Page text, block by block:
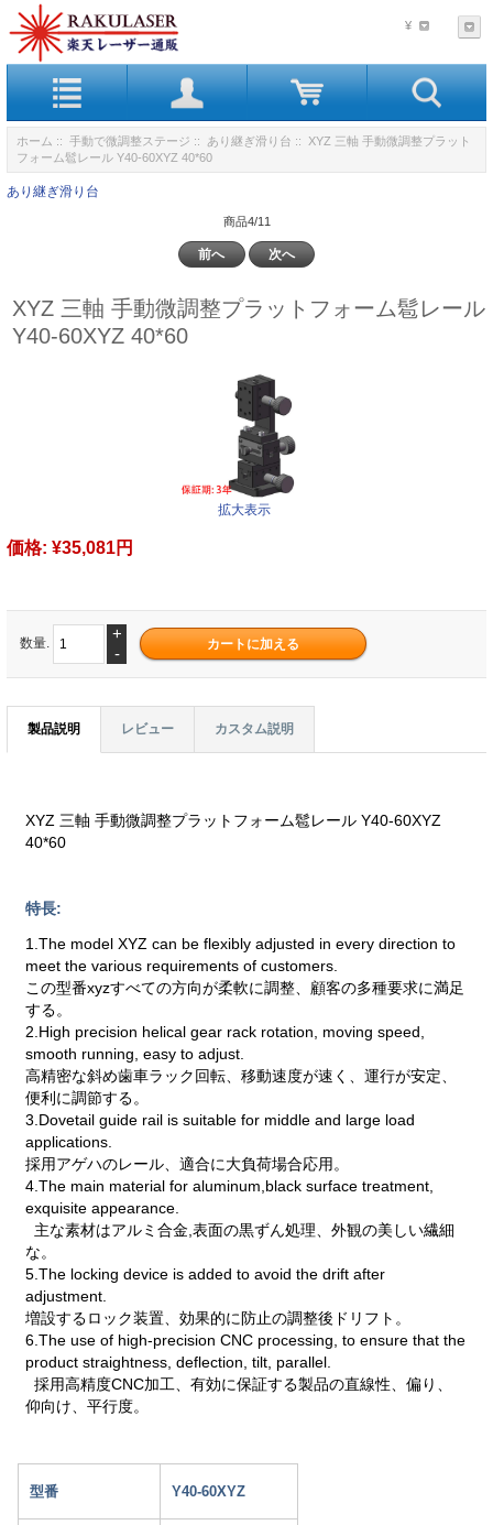
¥
ホーム :: 手動で微調整ステージ :: あり継ぎ滑り台 :: XYZ 三軸 手動微調整プラット
フォーム髱レール Y40-60XYZ 40*60
あり継ぎ滑り台
商品4/11
前へ 次へ
XYZ 三軸 手動微調整プラットフォーム髱レール
Y40-60XYZ 40*60
拡大表示
価格: ¥35,081円
数量.
+
-
製品説明 レビュー カスタム説明
XYZ 三軸 手動微調整プラットフォーム髱レール Y40-60XYZ
40*60
特長:
1.The model XYZ can be flexibly adjusted in every direction to
meet the various requirements of customers.
この型番xyzすべての方向が柔軟に調整、顧客の多種要求に満足
する。
2.High precision helical gear rack rotation, moving speed,
smooth running, easy to adjust.
高精密な斜め歯車ラック回転、移動速度が速く、運行が安定、
便利に調節する。
3.Dovetail guide rail is suitable for middle and large load
applications.
採用アゲハのレール、適合に大負荷場合応用。
4.The main material for aluminum,black surface treatment,
exquisite appearance.
主な素材はアルミ合金,表面の黒ずん処理、外観の美しい繊細
な。
5.The locking device is added to avoid the drift after
adjustment.
増設するロック装置、効果的に防止の調整後ドリフト。
6.The use of high-precision CNC processing, to ensure that the
product straightness, deflection, tilt, parallel.
採用高精度CNC加工、有効に保証する製品の直線性、偏り、
仰向け、平行度。
型番 Y40-60XYZ